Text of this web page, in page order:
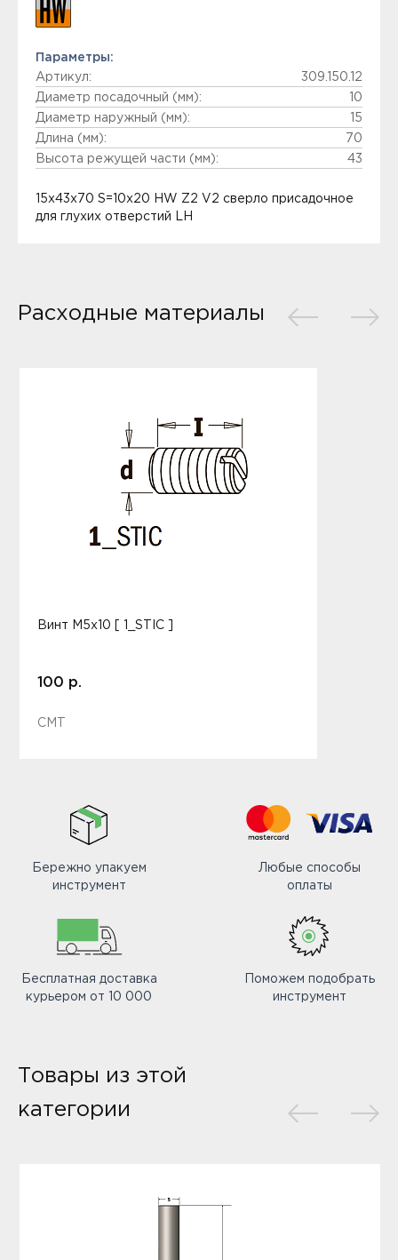
Параметры:
Артикул:
309.150.12
Диаметр посадочный (мм):
10
Диаметр наружный (мм):
15
Длина (мм):
70
Высота режущей части (мм):
43
15x43x70 S=10x20 HW Z2 V2 сверло присадочное
для глухих отверстий LH
Расходные материалы
Винт M5x10 [ 1_STIC ]
100 р.
CMT
Бережно упакуем
инструмент
Любые способы
оплаты
Бесплатная доставка
курьером от 10 000
Поможем подобрать
инструмент
Товары из этой
категории